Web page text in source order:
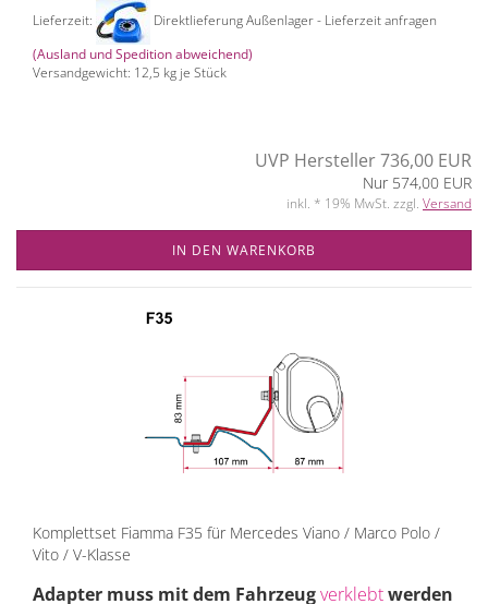
Lieferzeit:
Direktlieferung Außenlager - Lieferzeit anfragen
(Ausland und Spedition abweichend)
Versandgewicht: 12,5 kg je Stück
UVP Hersteller 736,00 EUR
Nur 574,00 EUR
inkl. * 19% MwSt. zzgl. Versand
IN DEN WARENKORB
Komplettset Fiamma F35 für Mercedes Viano / Marco Polo /
Vito / V-Klasse
Adapter muss mit dem Fahrzeugverklebtwerden